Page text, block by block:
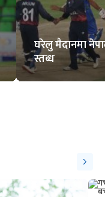
घरेलु मैदानमा
स्तब्ध